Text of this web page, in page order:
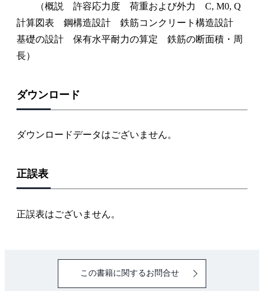
（概説 許容応力度 荷重および外力 C, M0, Q
計算図表 鋼構造設計 鉄筋コンクリート構造設計
基礎の設計 保有水平耐力の算定 鉄筋の断面積・周
長）
ダウンロード
ダウンロードデータはございません。
正誤表
正誤表はございません。
この書籍に関するお問合せ